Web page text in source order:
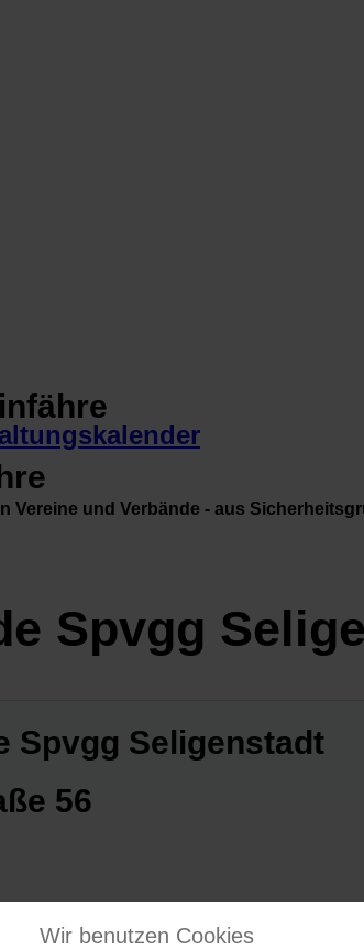
und Verbände - aus
Spvgg
Spvgg Seligenstadt
56
Wir benutzen Cookies